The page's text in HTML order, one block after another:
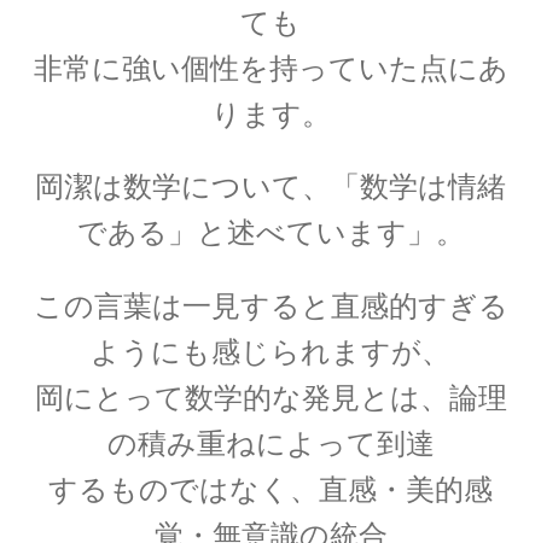
R・P・ファインマン
【天才｜経路積分やファインマンダイヤ
グラムを考案】
S・ナート・ボース
式化】
W・C・レントゲン
【第一回のノーベル賞受賞者・電子の蛍光現象
を実用化】
ても
非常に強い個性を持っていた点にあ
ります。
岡潔は数学について、
「数学は情緒
である」と述べています」。
この言葉は一見すると直感的すぎる
ようにも感じられますが、
岡にとって数学的な発見とは、論理
の積み重ねによって到達
するものではなく、 直感・ 美的感
覚・ 無意識の統合